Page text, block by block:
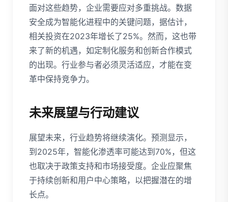
面对这些趋势，企业需要应对多重挑战。数据
安全成为智能化进程中的关键问题，据估计，
相关投资在2023年增长了25%。然而，这也带
来了新的机遇，如定制化服务和创新合作模式
的出现。行业参与者必须灵活适应，才能在变
革中保持竞争力。
未来展望与行动建议
展望未来，行业趋势将继续演化。预测显示，
到2025年，智能化渗透率可能达到70%，但这
也取决于政策支持和市场接受度。企业应聚焦
于持续创新和用户中心策略，以把握潜在的增
长点。